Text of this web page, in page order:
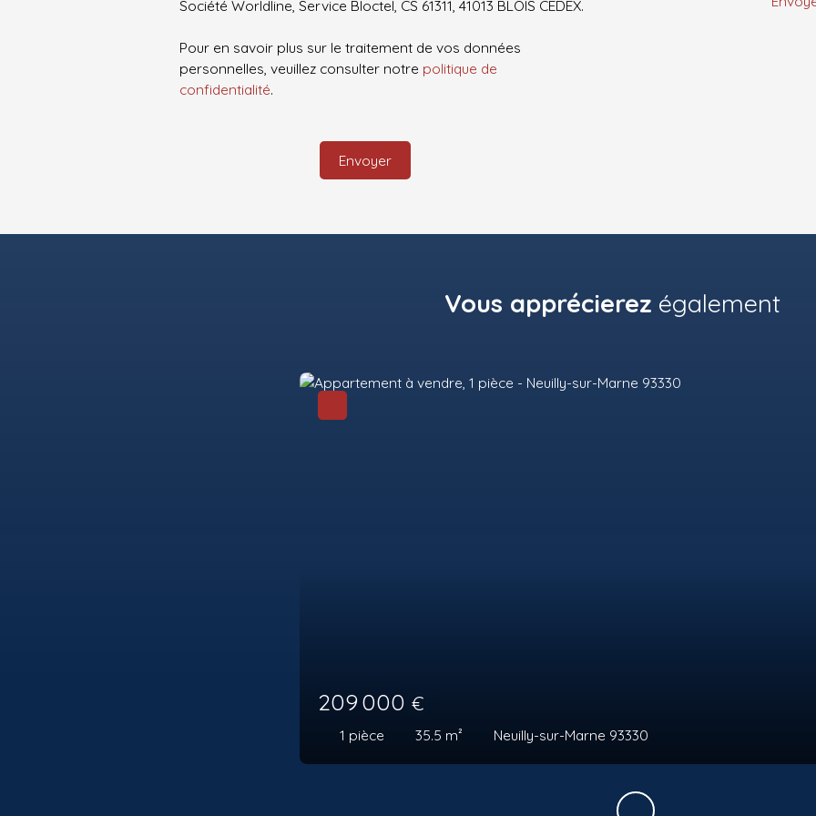
Société Worldline, Service Bloctel, CS 61311, 41013 BLOIS CEDEX.
Pour en savoir plus sur le traitement de vos données
personnelles, veuillez consulter notre politique de
confidentialité.
Envoyer
Vous apprécierez également
229 000 €
2pièces 42.5m² Neuilly-sur-Marne 93330